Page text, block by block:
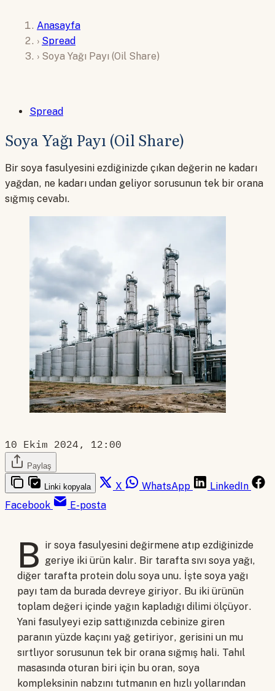
Anasayfa
› Spread
› Soya Yağı Payı (Oil Share)
Spread
Soya Yağı Payı (Oil Share)
Bir soya fasulyesini ezdiğinizde çıkan değerin ne kadarı
yağdan, ne kadarı undan geliyor sorusunun tek bir orana
sığmış cevabı.
10 Ekim 2024, 12:00
Paylaş
Linki kopyala X WhatsApp
LinkedIn
Facebook
E-posta
B ir soya fasulyesini değirmene atıp ezdiğinizde
geriye iki ürün kalır. Bir tarafta sıvı soya yağı,
diğer tarafta protein dolu soya unu. İşte soya yağı
payı tam da burada devreye giriyor. Bu iki ürünün
toplam değeri içinde yağın kapladığı dilimi ölçüyor.
Yani fasulyeyi ezip sattığınızda cebinize giren
paranın yüzde kaçını yağ getiriyor, gerisini un mu
sırtlıyor sorusunun tek bir orana sığmış hali. Tahıl
masasında oturan biri için bu oran, soya
kompleksinin nabzını tutmanın en hızlı yollarından